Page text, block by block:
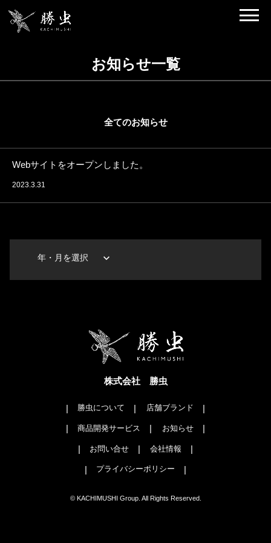
お知らせ一覧
全てのお知らせ
Webサイトをオープンしました。
2023.3.31
株式会社 勝虫
勝虫について 店舗ブランド
商品開発サービス お知らせ
お問い合せ 会社情報
プライバシーポリシー
© KACHIMUSHI Group. All Rights Reserved.